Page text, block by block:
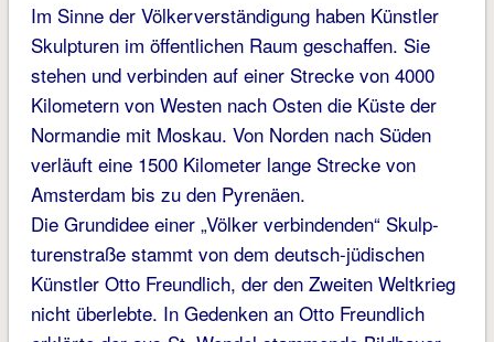
Im Sinne der Völkerverständigung haben Künstler
Skulpturen im öffentlichen Raum geschaffen. Sie
stehen und verbinden auf einer Strecke von 4000
Kilometern von Westen nach Osten die Küste der
Normandie mit Moskau. Von Norden nach Süden
verläuft eine 1500 Kilometer lange Strecke von
Amsterdam bis zu den Pyrenäen.
Die Grundidee einer „Völker verbindenden“ Skulp­
turenstraße stammt von dem deutsch-jüdischen
Künstler Otto Freundlich, der den Zweiten Weltkrieg
nicht überlebte. In Gedenken an Otto Freundlich